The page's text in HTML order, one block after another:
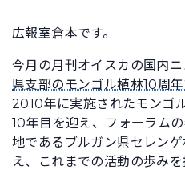
広報室倉本です。
今月の月刊オイスカの国内
県支部のモンゴル植林10周
2010年に実施されたモンゴ
10年目を迎え、フォーラム
地であるブルガン県セレン
え、これまでの活動の歩みを